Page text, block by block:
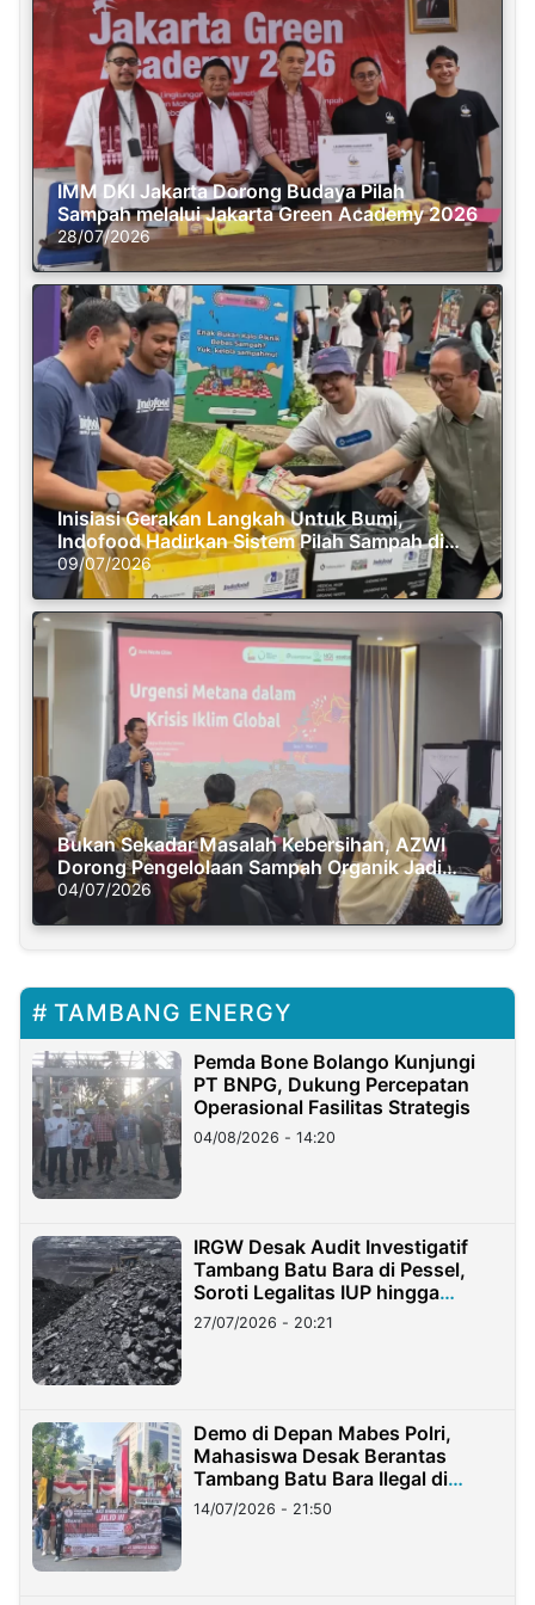
IMM DKI Jakarta Dorong Budaya Pilah
Sampah melalui Jakarta Green Academy 2026
28/07/2026
Inisiasi Gerakan Langkah Untuk Bumi,
Indofood Hadirkan Sistem Pilah Sampah di
Semasa Piknik
09/07/2026
Bukan Sekadar Masalah Kebersihan, AZWI
Dorong Pengelolaan Sampah Organik Jadi
Solusi Krisis Iklim
04/07/2026
TAMBANG ENERGY
Pemda Bone Bolango Kunjungi
PT BNPG, Dukung Percepatan
Operasional Fasilitas Strategis
04/08/2026 - 14:20
IRGW Desak Audit Investigatif
Tambang Batu Bara di Pessel,
Soroti Legalitas IUP hingga
Stockpile
27/07/2026 - 20:21
Demo di Depan Mabes Polri,
Mahasiswa Desak Berantas
Tambang Batu Bara Ilegal di
Lampung
14/07/2026 - 21:50